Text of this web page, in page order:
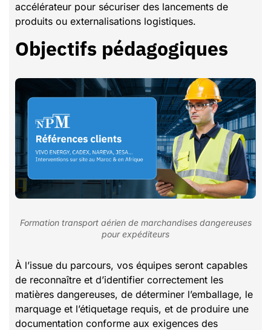
accélérateur pour sécuriser des lancements de
produits ou externalisations logistiques.
Objectifs pédagogiques
Formation transport aérien de marchandises dangereuses
pour expéditeurs
À l’issue du parcours, vos équipes seront capables
de reconnaître et d’identifier correctement les
matières dangereuses, de déterminer l’emballage, le
marquage et l’étiquetage requis, et de produire une
documentation conforme aux exigences des